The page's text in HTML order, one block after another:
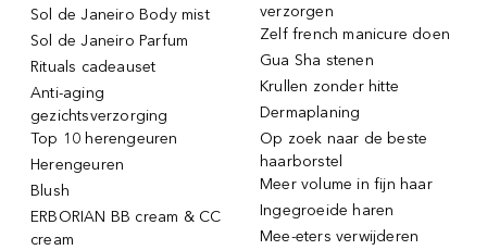
Sol de Janeiro Body mist
Sol de Janeiro Parfum
Rituals cadeauset
Anti-aging
gezichtsverzorging
Top 10 herengeuren
Herengeuren
Blush
ERBORIAN BB cream & CC
cream
verzorgen
Zelf french manicure doen
Gua Sha stenen
Krullen zonder hitte
Dermaplaning
Op zoek naar de beste
haarborstel
Meer volume in fijn haar
Ingegroeide haren
Mee-eters verwijderen